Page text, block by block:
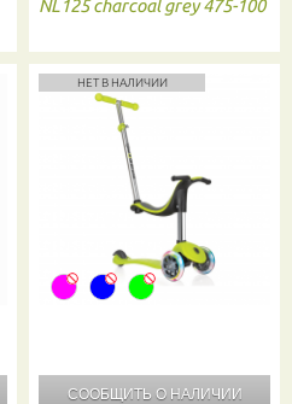
NL125 charcoal grey 475-100
НЕТ В НАЛИЧИИ
СООБЩИТЬ О НАЛИЧИИ